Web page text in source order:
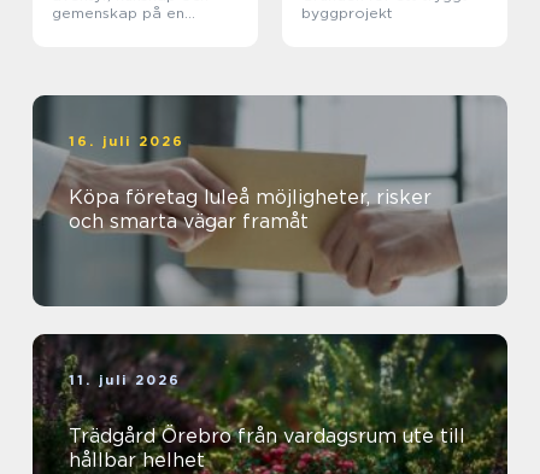
gemenskap på en
byggprojekt
16. juli 2026
Köpa företag luleå möjligheter, risker
och smarta vägar framåt
11. juli 2026
Trädgård Örebro från vardagsrum ute till
hållbar helhet